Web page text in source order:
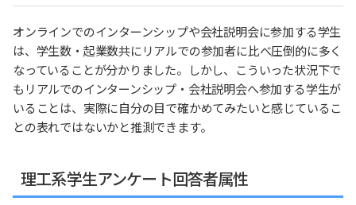
オンラインでのインターンシップや会社説明会に参加する学生
は、学生数・起業数共にリアルでの参加者に比べ圧倒的に多く
なっていることが分かりました。しかし、こういった状況下で
もリアルでのインターンシップ・会社説明会へ参加する学生が
いることは、実際に自分の目で確かめてみたいと感じているこ
との表れではないかと推測できます。
理工系学生アンケート回答者属性